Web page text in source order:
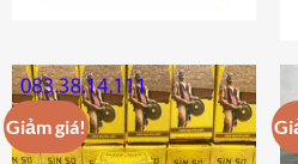
Giảm giá!